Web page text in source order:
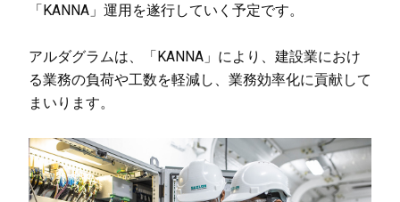
「KANNA」運用を遂行していく予定です。
アルダグラムは、「KANNA」により、建設業におけ
る業務の負荷や工数を軽減し、業務効率化に貢献して
まいります。